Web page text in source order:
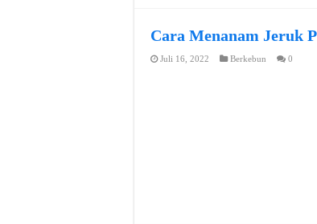
Cara Menanam Jeruk
Juli 16, 2022 Berkebun 0